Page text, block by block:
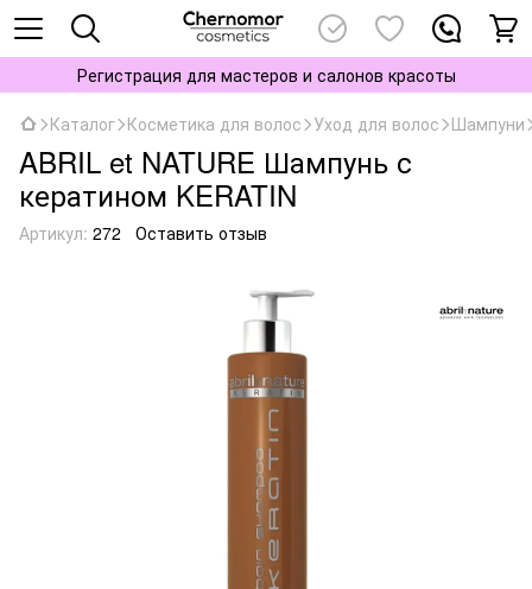
Регистрация для мастеров и салонов красоты
Каталог Косметика для волос Уход для волос Шампуни
ABRIL et NATURE Шампунь с
кератином KERATIN
Артикул: 272 Оставить отзыв